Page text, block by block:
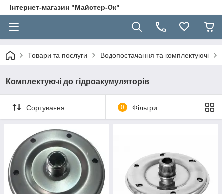
Інтернет-магазин "Майстер-Ок"
Товари та послуги Водопостачання та комплектуючі
Комплектуючі до гідроакумуляторів
Сортування 0 Фільтри